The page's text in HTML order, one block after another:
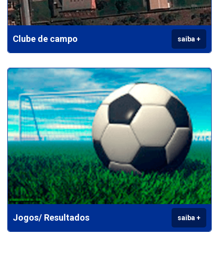
Clube de campo saiba +
Jogos/ Resultados saiba +